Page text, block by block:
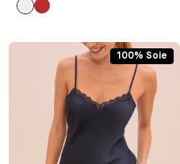
100% Soie